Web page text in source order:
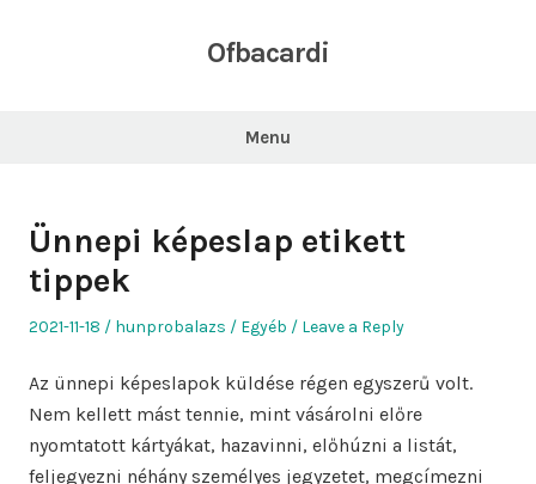
Ofbacardi
Menu
Ünnepi képeslap etikett
tippek
Posted
2021-11-18 Author
hunprobalazs
Posted
Egyéb Leave a Reply
Az ünnepi képeslapok küldése régen egyszerű volt.
Nem kellett mást tennie, mint vásárolni előre
nyomtatott kártyákat, hazavinni, előhúzni a listát,
feljegyezni néhány személyes jegyzetet, megcímezni